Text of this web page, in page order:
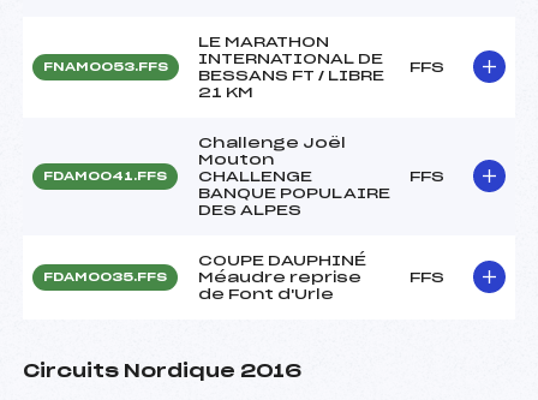
FNAM0053.FFS
LE MARATHON
INTERNATIONAL DE
BESSANS FT / LIBRE
21 KM
FFS
FDAM0041.FFS
Challenge Joël
Mouton
CHALLENGE
BANQUE POPULAIRE
DES ALPES
FFS
FDAM0035.FFS
COUPE DAUPHINÉ
Méaudre reprise
de Font d'Urle
FFS
Circuits Nordique 2016